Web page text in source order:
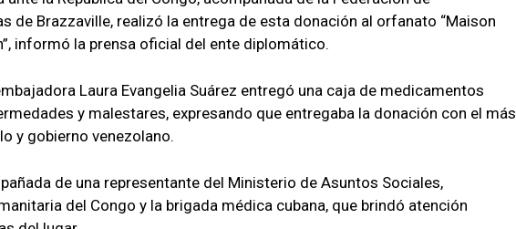
de Brazzaville, realizó la entrega de esta donación al orfanato “Maison
informó la prensa oficial del ente diplomático.
Laura Evangelia Suárez entregó una caja de medicamentos
y malestares, expresando que entregaba la donación con el más
y gobierno venezolano.
de una representante del Ministerio de Asuntos Sociales,
del Congo y la brigada médica cubana, que brindó atención